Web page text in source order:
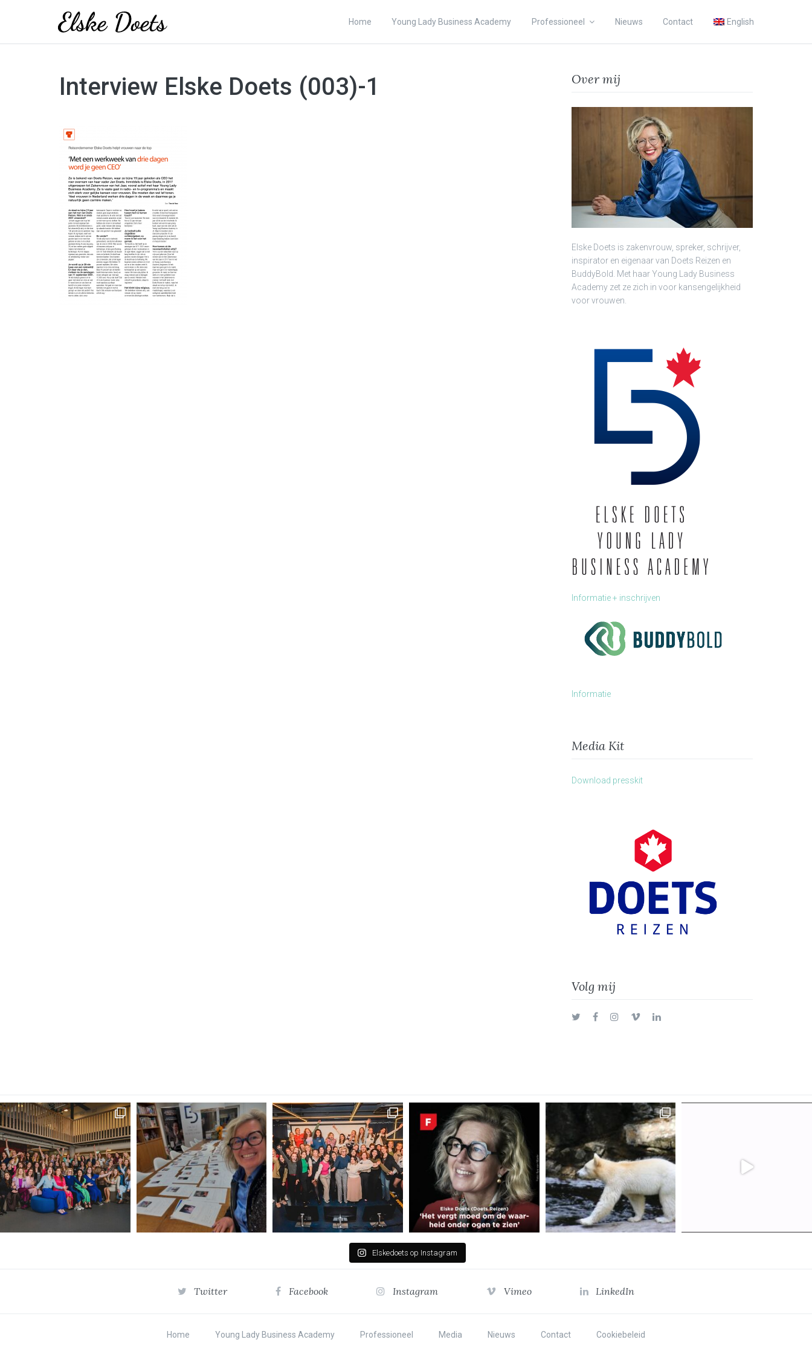
Home Young Lady Business Academy Professioneel Nieuws Contact English
Interview Elske Doets (003)-1 Over mij
Elske Doets is zakenvrouw, spreker, schrijver,
inspirator en eigenaar van Doets Reizen en
BuddyBold. Met haar Young Lady Business
Academy zet ze zich in voor kansengelijkheid
voor vrouwen.
Informatie + inschrijven
Informatie
Media Kit
Download presskit
Volg mij
TwitterFacebookInstagram
VimeoLinkedIn
Elskedoets op Instagram
Twitter Facebook Instagram Vimeo LinkedIn
Home Young Lady Business Academy Professioneel Media Nieuws Contact Cookiebeleid